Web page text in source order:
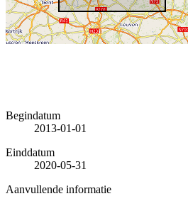
Begindatum
2013-01-01
Einddatum
2020-05-31
Aanvullende informatie